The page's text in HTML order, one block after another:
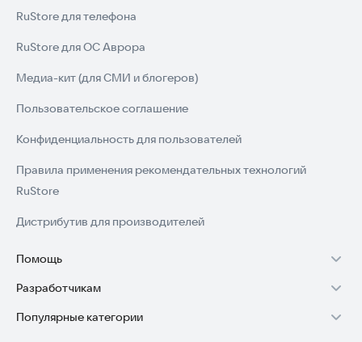
RuStore для телефона
RuStore для ОС Аврора
Медиа-кит (для СМИ и блогеров)
Пользовательское соглашение
Конфиденциальность для пользователей
Правила применения рекомендательных технологий
RuStore
Дистрибутив для производителей
Помощь
Установка RuStore на TV
Установка RuStore на телефон
Разработчикам
Зарабатывать с RuStore
Популярные категории